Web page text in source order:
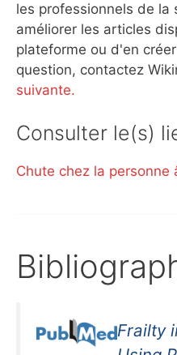
les professionnels de la
améliorer les articles
plateforme ou d'en
question, contactez
suivante.
Consulter le(s)
Chute chez la personne
Frailty